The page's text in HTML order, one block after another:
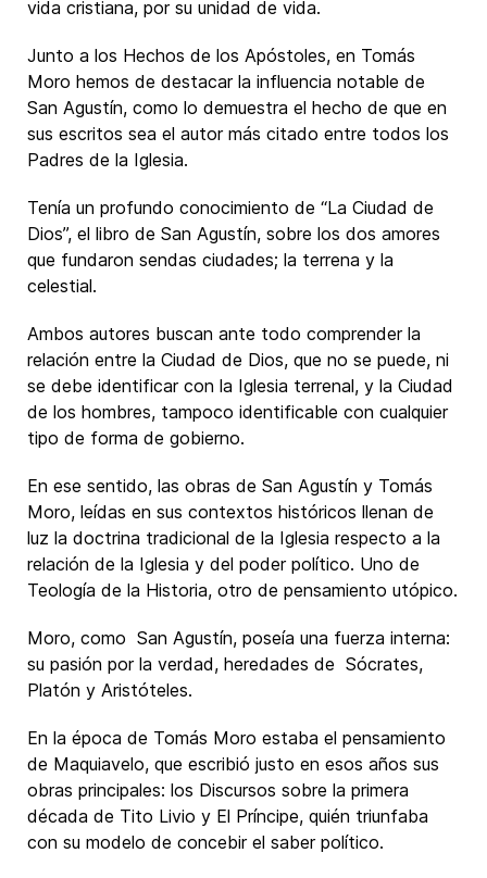
vida cristiana, por su unidad de vida.
Junto a los Hechos de los Apóstoles, en Tomás
Moro hemos de destacar la influencia notable de
San Agustín, como lo demuestra el hecho de que en
sus escritos sea el autor más citado entre todos los
Padres de la Iglesia.
Tenía un profundo conocimiento de “La Ciudad de
Dios”, el libro de San Agustín, sobre los dos amores
que fundaron sendas ciudades; la terrena y la
celestial.
Ambos autores buscan ante todo comprender la
relación entre la Ciudad de Dios, que no se puede, ni
se debe identificar con la Iglesia terrenal, y la Ciudad
de los hombres, tampoco identificable con cualquier
tipo de forma de gobierno.
En ese sentido, las obras de San Agustín y Tomás
Moro, leídas en sus contextos históricos llenan de
luz la doctrina tradicional de la Iglesia respecto a la
relación de la Iglesia y del poder político. Uno de
Teología de la Historia, otro de pensamiento utópico.
Moro, como San Agustín, poseía una fuerza interna:
su pasión por la verdad, heredades de Sócrates,
Platón y Aristóteles.
En la época de Tomás Moro estaba el pensamiento
de Maquiavelo, que escribió justo en esos años sus
obras principales: los Discursos sobre la primera
década de Tito Livio y El Príncipe, quién triunfaba
con su modelo de concebir el saber político.